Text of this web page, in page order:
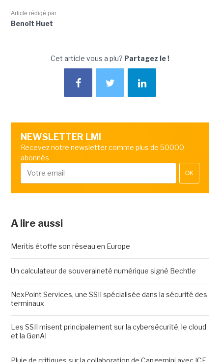
Article rédigé par
Benoît Huet
Cet article vous a plu? Partagez le !
NEWSLETTER LMI
Recevez notre newsletter comme plus de 50000
abonnés
OK
A lire aussi
Meritis étoffe son réseau en Europe
Un calculateur de souveraineté numérique signé Bechtle
NexPoint Services, une SSII spécialisée dans la sécurité des
terminaux
Les SSII misent principalement sur la cybersécurité, le cloud
et la GenAI
Pluie de critiques sur la collaboration de Capgemini avec ICE